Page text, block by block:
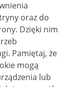
4.0 (CC BY-
inaczej.
oraz do
nim
że
mogą
lub